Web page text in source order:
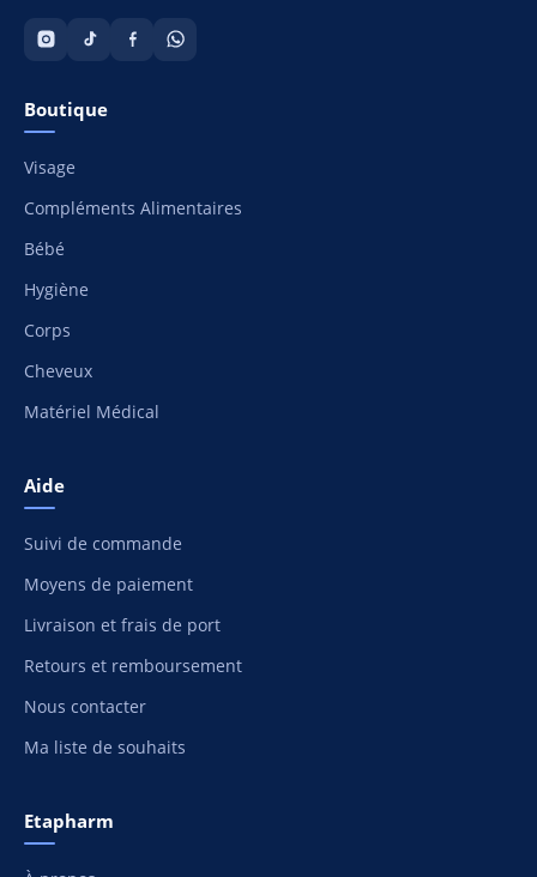
Boutique
Visage
Compléments Alimentaires
Bébé
Hygiène
Corps
Cheveux
Matériel Médical
Aide
Suivi de commande
Moyens de paiement
Livraison et frais de port
Retours et remboursement
Nous contacter
Ma liste de souhaits
Etapharm